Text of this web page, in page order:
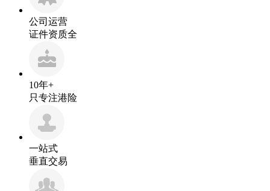
公司运营
证件资质全
10年+
只专注港险
一站式
垂直交易